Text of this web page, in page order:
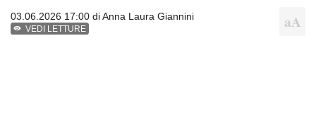
03.06.2026 17:00 diAnna Laura Giannini
VEDI LETTURE